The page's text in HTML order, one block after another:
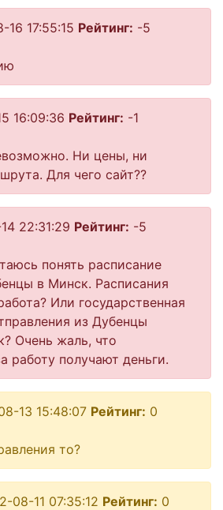
16 17:55:15 Рейтинг: -5
16:09:36 Рейтинг: -1
Ни цены, ни
Для чего сайт??
22:31:29 Рейтинг: -5
понять расписание
в Минск. Расписания
Или государственная
из Дубенцы
Очень жаль, что
работу получают деньги.
13 15:48:07 Рейтинг: 0
то?
08-11 07:35:12 Рейтинг: 0